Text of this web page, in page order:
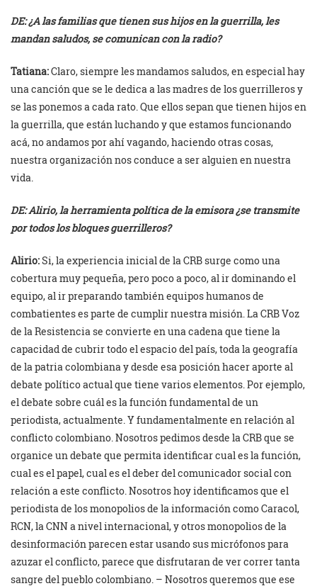
DE: ¿A las familias que tienen sus hijos en la guerrilla, les
mandan saludos, se comunican con la radio?
Tatiana:Claro, siempre les mandamos saludos, en especial hay
una canción que se le dedica a las madres de los guerrilleros y
se las ponemos a cada rato. Que ellos sepan que tienen hijos en
la guerrilla, que están luchando y que estamos funcionando
acá, no andamos por ahí vagando, haciendo otras cosas,
nuestra organización nos conduce a ser alguien en nuestra
vida.
DE: Alirio, la herramienta política de la emisora ¿se transmite
por todos los bloques guerrilleros?
Alirio:Si, la experiencia inicial de la CRB surge como una
cobertura muy pequeña, pero poco a poco, al ir dominando el
equipo, al ir preparando también equipos humanos de
combatientes es parte de cumplir nuestra misión. La CRB Voz
de la Resistencia se convierte en una cadena que tiene la
capacidad de cubrir todo el espacio del país, toda la geografía
de la patria colombiana y desde esa posición hacer aporte al
debate político actual que tiene varios elementos. Por ejemplo,
el debate sobre cuál es la función fundamental de un
periodista, actualmente. Y fundamentalmente en relación al
conflicto colombiano. Nosotros pedimos desde la CRB que se
organice un debate que permita identificar cual es la función,
cual es el papel, cual es el deber del comunicador social con
relación a este conflicto. Nosotros hoy identificamos que el
periodista de los monopolios de la información como Caracol,
RCN, la CNN a nivel internacional, y otros monopolios de la
desinformación parecen estar usando sus micrófonos para
azuzar el conflicto, parece que disfrutaran de ver correr tanta
sangre del pueblo colombiano. – Nosotros queremos que ese